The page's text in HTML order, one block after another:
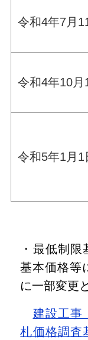
令和4年7月
令和4年10月
令和5年1月1
・最低制
基本価格等
に一部変更
建設工事
札価格調査